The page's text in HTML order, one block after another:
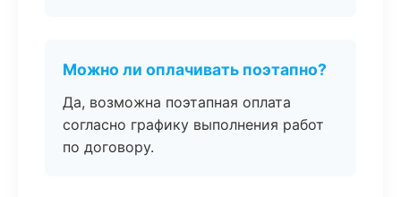
Можно ли оплачивать поэтапно?
Да, возможна поэтапная оплата
согласно графику выполнения работ
по договору.